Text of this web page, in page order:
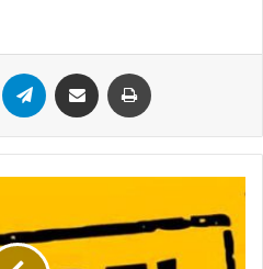
WhatsAppTelegram Compartilhar via e-mail